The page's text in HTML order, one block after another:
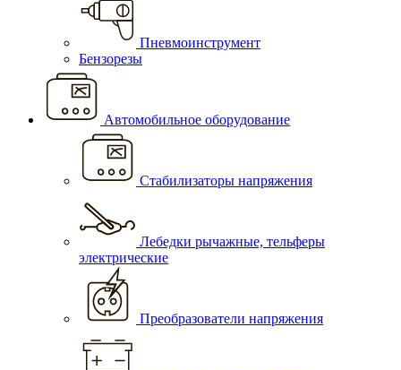
Пневмоинструмент
Бензорезы
Автомобильное оборудование
Стабилизаторы напряжения
Лебедки рычажные, тельферы
электрические
Преобразователи напряжения